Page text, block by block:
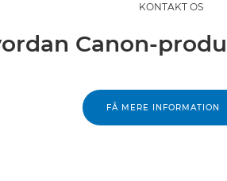
KONTAKT OS
Canon-
FÅ MERE INFORMATION